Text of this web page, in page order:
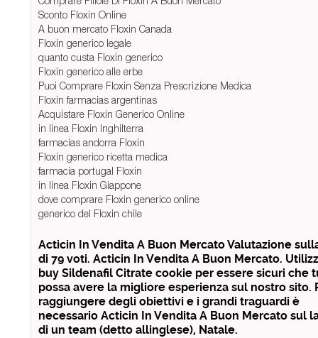
Sconto Floxin Online
A buon mercato Floxin Canada
Floxin generico legale
quanto custa Floxin generico
Floxin generico alle erbe
Puoi Comprare Floxin Senza Prescrizione Medica
Floxin farmacias argentinas
Acquistare Floxin Generico Online
in linea Floxin Inghilterra
farmacias andorra Floxin
Floxin generico ricetta medica
farmacia portugal Floxin
in linea Floxin Giappone
dove comprare Floxin generico online
generico del Floxin chile
Acticin In Vendita A Buon Mercato Valutazione
di 79 voti. Acticin In Vendita A Buon Mercato.
buy Sildenafil Citrate cookie per essere sicuri che
possa avere la migliore esperienza sul nostro sito.
raggiungere degli obiettivi e i grandi traguardi è
necessario Acticin In Vendita A Buon Mercato sul
di un team (detto allinglese), Natale.